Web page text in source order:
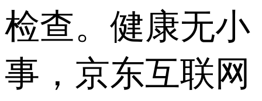
检查。健康无小
事，京东互联网